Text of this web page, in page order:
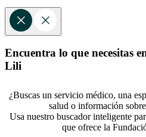
Encuentra lo que necesitas
Lili
¿Buscas un servicio médico, una
salud o información
Usa nuestro buscador inteligente
que ofrece la